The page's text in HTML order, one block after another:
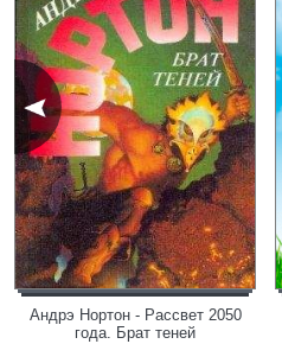
Андрэ Нортон - Рассвет 2050
года. Брат теней